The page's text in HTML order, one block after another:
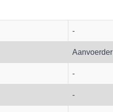
-
Aanvoerder
-
-